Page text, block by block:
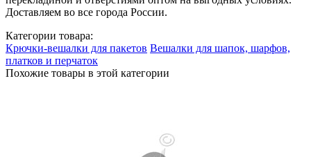
Доставляем во все города России.
Категории товара:
Крючки-вешалки для пакетов Вешалки для шапок, шарфов,
платков и перчаток
Похожие товары в этой категории